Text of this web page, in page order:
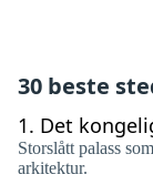
30 beste
1. Det
Storslått palass
arkitektur.